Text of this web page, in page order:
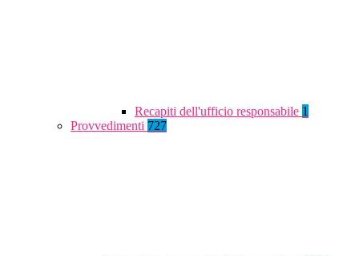
Recapiti dell'ufficio responsabile 1
Provvedimenti 727